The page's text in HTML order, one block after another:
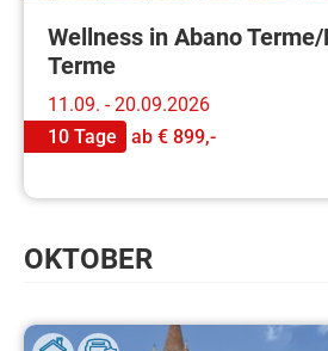
Wellness in Abano
Terme
11.09. - 20.09.2026
10 Tage
ab € 899,-
OKTOBER